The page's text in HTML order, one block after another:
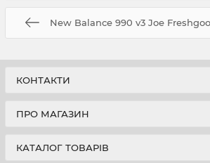
New Balance 990 v3 Joe
КОНТАКТИ
ПРО МАГАЗИН
КАТАЛОГ ТОВАРІВ